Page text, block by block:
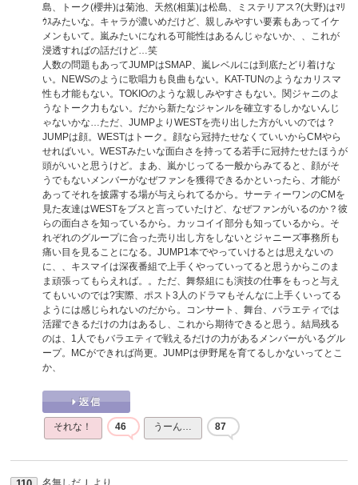
島、トーク(櫻井)は菊池、天然(相葉)は松島、ミステリアス?(大野)はﾏﾘ
ｳｽみたいな。キャラが濃いめだけど、親しみやすい要素もあってイケ
メンもいて。嵐みたいになれる可能性はあるんじゃないか、、これが
浸透すればの話だけど…笑
人数の問題もあってJUMPはSMAP、嵐レベルには到底たどり着けな
い。NEWSのように歌唱力も良曲もない。KAT-TUNのようなカリスマ
性も才能もない。TOKIOのような親しみやすさもない。関ジャニのよ
うなトーク力もない。だから新たなジャンルを確立するしかないんじ
ゃないかな…ただ、JUMPよりWESTを売り出した方がいいのでは？
JUMPは顔。WESTはトーク。顔なら冠持たせなくていいからCMやら
せればいい。WESTみたいな面白さを持ってる若手に冠持たせたほうが
頭がいいと思うけど。まあ、嵐かじってる一般からみてると、顔がそ
うでもないメンバーがなぜファンを獲得できるかといったら、才能が
あってそれを披露する場が与えられてるから。サーティーワンのCMを
見た友達はWESTをブスと言っていたけど、なぜファンがいるのか？彼
らの面白さを知っているから。カッコイイ部分も知っているから。そ
れぞれのグループに合った売り出し方をしないとジャニーズ事務所も
痛い目を見ることになる。JUMP1本でやっていけるとは思えないの
に、、キスマイは深夜番組で上手くやっていってると思うからこのま
ま頑張ってもらえれば。。ただ、舞祭組にも演技の仕事をもっと与え
てもいいのでは?実際、ポスト3人のドラマもそんなに上手くいってる
ようには感じられないのだから。コンサート、舞台、バラエティでは
活躍できるだけの力はあるし、これから期待できると思う。結局残る
のは、1人でもバラエティで戦えるだけの力があるメンバーがいるグル
ープ。MCができれば尚更。JUMPは伊野尾を育てるしかないってとこ
か、
それな！ 46 うーん… 87
名無しだＪ より